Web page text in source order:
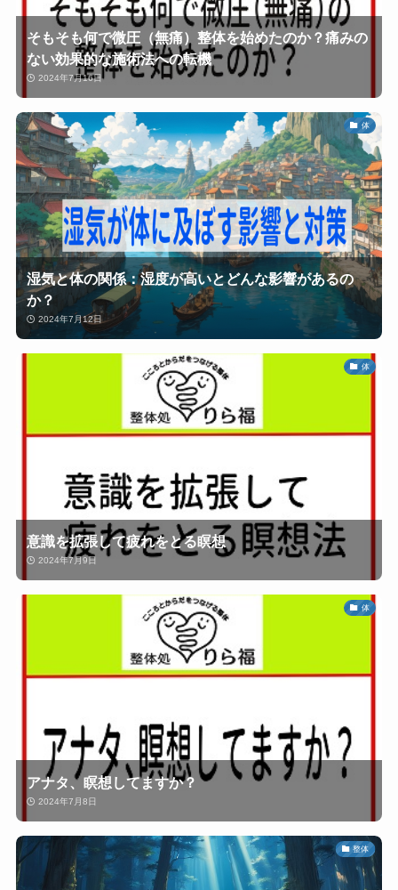
そもそも何で微圧（無痛）整体を始めたのか？痛みの
ない効果的な施術法への転機
2024年7月16日
体
湿気と体の関係：湿度が高いとどんな影響があるの
か？
2024年7月12日
体
意識を拡張して疲れをとる瞑想
2024年7月9日
体
アナタ、瞑想してますか？
2024年7月8日
整体